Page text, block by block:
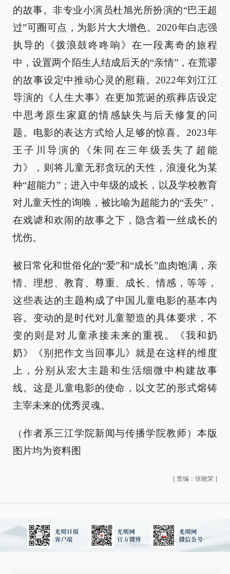
的故事。非专业小演员杜旭光所扮演的“巴王超
过”可圈可点，为影片大大增色。2020年白志强
执导的《拨浪鼓咚咚响》在一段离奇的旅程
中，设置两个陌生人结成后天的“亲情”，在荒谬
的故事设定中推动心灵的慰藉。2022年刘江江
导演的《人生大事》在更加荒诞的殡葬店设定
中思考原生家庭的情感缺失与后天修复的问
题。电影的表达方式给人足够的惊喜。2023年
王子川导演的《朱同在三年级丢失了超能
力》，则将儿童无邪贪玩的天性，浪漫化为某
种“超能力”；进入中年级的成长，以及学校教育
对儿童天性的询唤，被比喻为超能力的“丢失”，
在戏谑和欢闹的故事之下，隐含着一丝成长的
忧伤。
被日常化和世俗化的“爱”和“成长”血肉饱满，亲
情、理想、教育、尊重、成长、情感，等等，
这些表达的主题构成了中国儿童电影的基本内
容。变动的是时代对儿童塑造的具体要求，不
变的则是对儿童承接未来的重视。《我和奶
奶》《别把作文当回事儿》就是在这样的维度
上，分别从宏大主题和生活细微中构建故事
线。这是儿童电影的使命，以文艺的形式熔铸
主宰未来的优秀灵魂。
（作者系三江学院新闻与传播学院教师）本版
图片均为资料图
[ 责编：张晓荣 ]